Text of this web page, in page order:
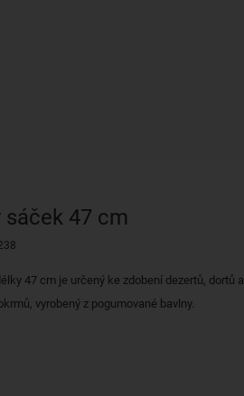
sáček 47 cm
47 cm je určený ke zdobení dezertů, dortů a
vyrobený z pogumované bavlny.